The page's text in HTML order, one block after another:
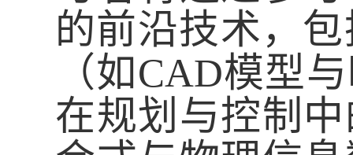
的前沿技术，
（如CAD模型
在规划与控制